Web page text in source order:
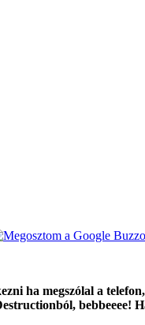
ha megszólal a
bebbeeee!